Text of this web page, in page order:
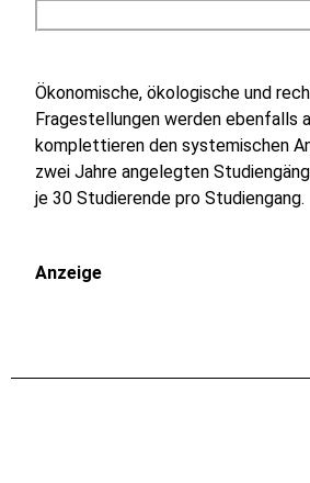
Ökonomische, ökologische und
Fragestellungen werden ebenfalls
komplettieren den systemischen
zwei Jahre angelegten
je 30 Studierende pro Studiengang.
Anzeige